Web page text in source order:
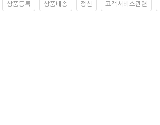
상품등록 상품배송 정산 고객서비스관련